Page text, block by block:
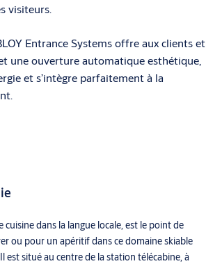
visiteurs.
Entrance Systems offre aux clients et
une ouverture automatique esthétique,
et s’intègre parfaitement à la
cuisine dans la langue locale, est le point de
ou pour un apéritif dans ce domaine skiable
est situé au centre de la station télécabine, à